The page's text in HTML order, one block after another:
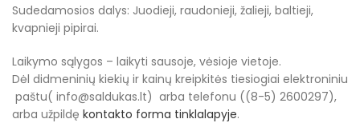
Sudedamosios dalys: Juodieji, raudonieji, žalieji, baltieji,
kvapnieji pipirai.
Laikymo sąlygos – laikyti sausoje, vėsioje vietoje.
Dėl didmeninių kiekių ir kainų kreipkitės tiesiogiai elektroniniu
paštu( info@saldukas.lt) arba telefonu ((8-5) 2600297),
arba užpildę kontakto forma tinklalapyje.